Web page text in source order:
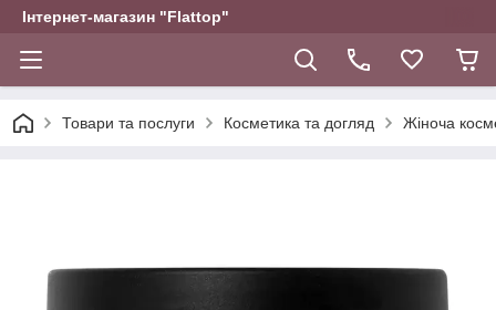
Інтернет-магазин "Flattop"
Товари та послуги Косметика та догляд Жіноча